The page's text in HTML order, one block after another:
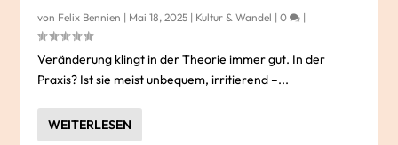
von Felix Bennien | Mai 18, 2025 | Kultur & Wandel |0 |
Veränderung klingt in der Theorie immer gut. In der
Praxis? Ist sie meist unbequem, irritierend –...
WEITERLESEN